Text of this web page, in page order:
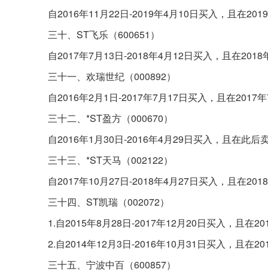
自2016年11月22日-2019年4月10日买入，且在
三十、ST飞乐（600651）
自2017年7月13日-2018年4月12日买入，且在
三十一、欢瑞世纪（000892）
自2016年2月1日-2017年7月17日买入，且在2017
三十二、*ST盈方（000670）
自2016年1月30日-2016年4月29日买入，且在此后
三十三、*ST天马（002122）
自2017年10月27日-2018年4月27日买入，且在
三十四、ST凯瑞（002072）
1.自2015年8月28日-2017年12月20日买入，且在
2.自2014年12月3日-2016年10月31日买入，且在
三十五、宁波中百（600857）